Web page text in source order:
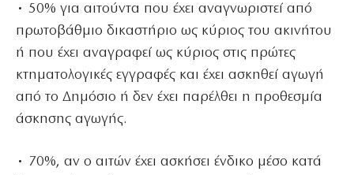
• 50% για αιτούντα που έχει αναγνωριστεί από
πρωτοβάθμιο δικαστήριο ως κύριος του ακινήτου
ή που έχει αναγραφεί ως κύριος στις πρώτες
κτηματολογικές εγγραφές και έχει ασκηθεί αγωγή
από το Δημόσιο ή δεν έχει παρέλθει η προθεσμία
άσκησης αγωγής.
• 70%, αν ο αιτών έχει ασκήσει ένδικο μέσο κατά